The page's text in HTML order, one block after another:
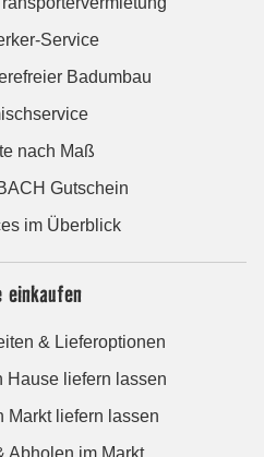
Service
Badumbau
nach Maß
Gutschein
im Überblick
einkaufen
& Lieferoptionen
Hause liefern lassen
Markt liefern lassen
Abholen im Markt